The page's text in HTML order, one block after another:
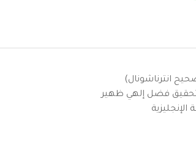
انترناشونال)
– تحقيق فضل إلهي ظهير